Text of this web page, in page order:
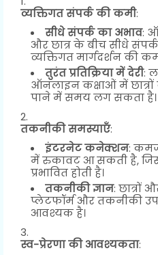
व्यक्तिगत संपर्क की कमी:
सीधे संपर्क का अभाव:
और छात्र के बीच सीधे
व्यक्तिगत मार्गदर्शन की
तुरंत प्रतिक्रिया में देरी:
ऑनलाइन कक्षाओं में
पाने में समय लग सकता है।
तकनीकी समस्याएँ:
इंटरनेट कनेक्शन:
में रुकावट आ सकती है,
प्रभावित होती है।
तकनीकी ज्ञान: छात्रों
प्लेटफॉर्म और तकनीकी
आवश्यक है।
स्व-प्रेरणा की आवश्यकता: